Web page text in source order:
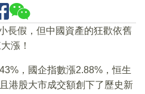
長假，但中國資產的狂歡依舊
漲！
，國企指數漲2.88%，恒生
港股大市成交額創下了歷史新